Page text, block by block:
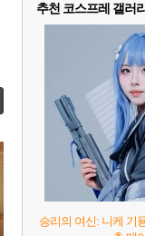
추천 코스프레 갤러리
승리의 여신: 니케 기